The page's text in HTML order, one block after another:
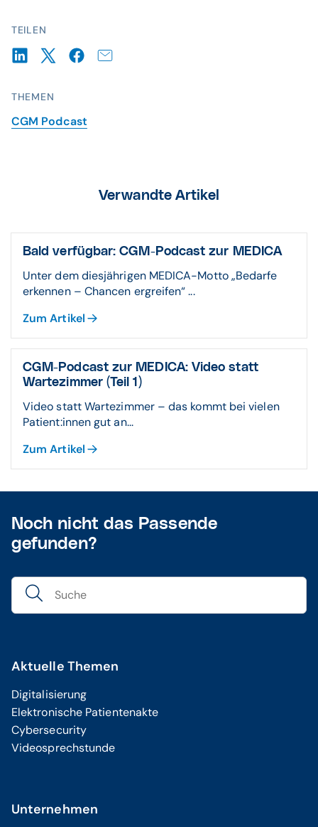
TEILEN
THEMEN
CGM Podcast
Verwandte Artikel
Bald verfügbar: CGM-Podcast zur MEDICA
Unter dem diesjährigen MEDICA-Motto „Bedarfe
erkennen – Chancen ergreifen“ ...
Zum Artikel
CGM-Podcast zur MEDICA: Video statt
Wartezimmer (Teil 1)
Video statt Wartezimmer – das kommt bei vielen
Patient:innen gut an...
Zum Artikel
Noch nicht das Passende
gefunden?
Aktuelle Themen
Digitalisierung
Elektronische Patientenakte
Cybersecurity
Videosprechstunde
Unternehmen